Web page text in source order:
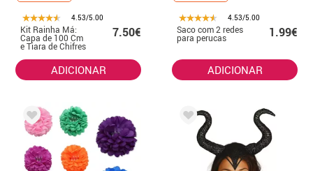
4.53/5.00
Kit Rainha Má:
Capa de 100 Cm
e Tiara de Chifres
7.50€
ADICIONAR
4.53/5.00
Saco com 2 redes
para perucas 1.99€
ADICIONAR